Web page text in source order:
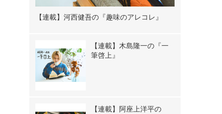
【連載】河西健吾の『趣味のアレコレ』
【連載】木島隆一の『一
筆啓上』
【連載】阿座上洋平の